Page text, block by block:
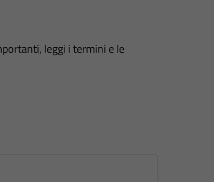
leggi i termini e le